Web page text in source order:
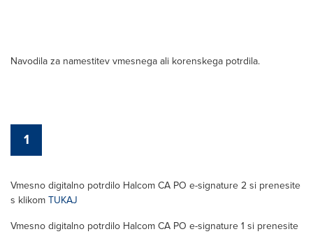
Navodila za namestitev vmesnega ali korenskega potrdila.
1
Vmesno digitalno potrdilo Halcom CA PO e-signature 2 si prenesite
s klikom TUKAJ
Vmesno digitalno potrdilo Halcom CA PO e-signature 1 si prenesite